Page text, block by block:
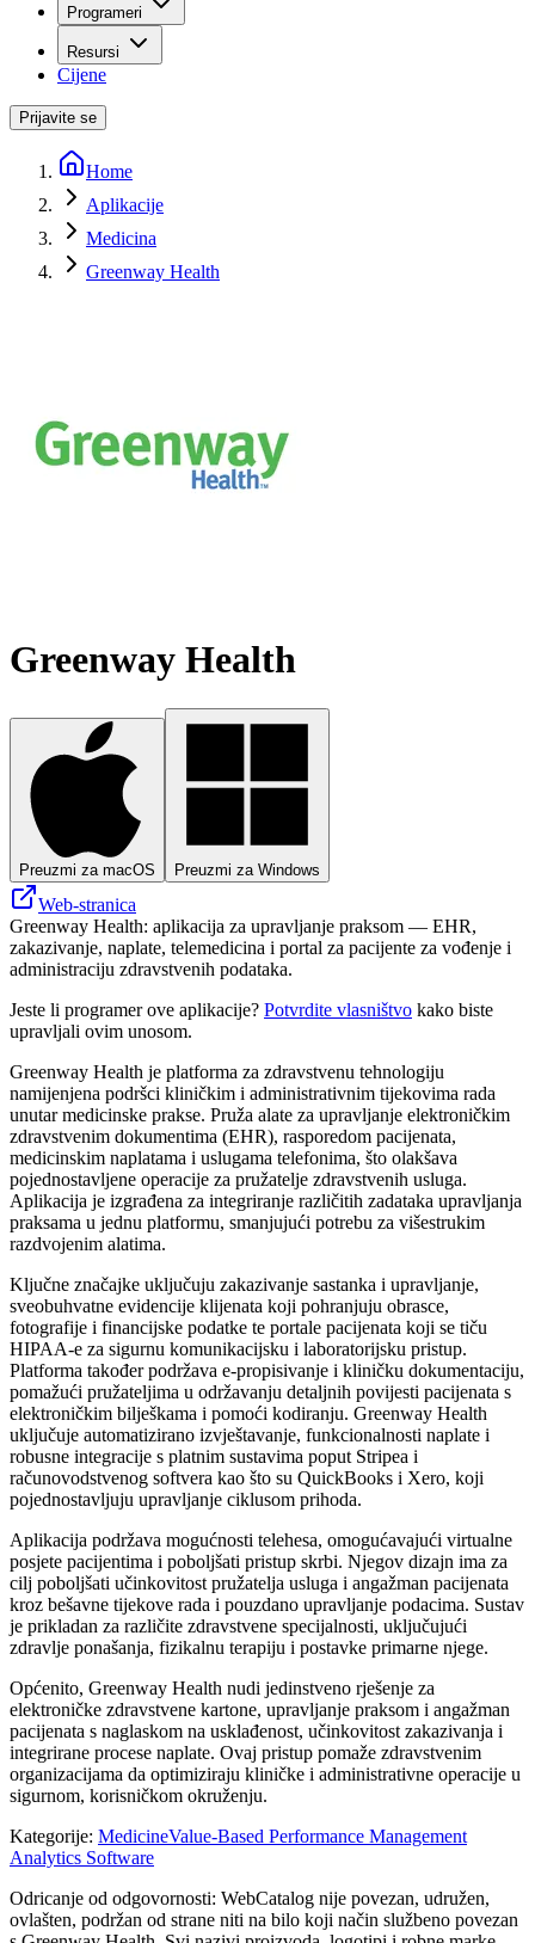
Programeri
Resursi
Cijene
Prijavite se
Home
Aplikacije
Medicina
Greenway Health
Greenway Health
Preuzmi za macOS Preuzmi za Windows
Web-stranica
Greenway Health: aplikacija za upravljanje praksom — EHR,
zakazivanje, naplate, telemedicina i portal za pacijente za vođenje i
administraciju zdravstvenih podataka.
Jeste li programer ove aplikacije? Potvrdite vlasništvo kako biste
upravljali ovim unosom.
Greenway Health je platforma za zdravstvenu tehnologiju
namijenjena podršci kliničkim i administrativnim tijekovima rada
unutar medicinske prakse. Pruža alate za upravljanje elektroničkim
zdravstvenim dokumentima (EHR), rasporedom pacijenata,
medicinskim naplatama i uslugama telefonima, što olakšava
pojednostavljene operacije za pružatelje zdravstvenih usluga.
Aplikacija je izgrađena za integriranje različitih zadataka upravljanja
praksama u jednu platformu, smanjujući potrebu za višestrukim
razdvojenim alatima.
Ključne značajke uključuju zakazivanje sastanka i upravljanje,
sveobuhvatne evidencije klijenata koji pohranjuju obrasce,
fotografije i financijske podatke te portale pacijenata koji se tiču ​​
HIPAA-e za sigurnu komunikacijsku i laboratorijsku pristup.
Platforma također podržava e-propisivanje i kliničku dokumentaciju,
pomažući pružateljima u održavanju detaljnih povijesti pacijenata s
elektroničkim bilješkama i pomoći kodiranju. Greenway Health
uključuje automatizirano izvještavanje, funkcionalnosti naplate i
robusne integracije s platnim sustavima poput Stripea i
računovodstvenog softvera kao što su QuickBooks i Xero, koji
pojednostavljuju upravljanje ciklusom prihoda.
Aplikacija podržava mogućnosti telehesa, omogućavajući virtualne
posjete pacijentima i poboljšati pristup skrbi. Njegov dizajn ima za
cilj poboljšati učinkovitost pružatelja usluga i angažman pacijenata
kroz bešavne tijekove rada i pouzdano upravljanje podacima. Sustav
je prikladan za različite zdravstvene specijalnosti, uključujući
zdravlje ponašanja, fizikalnu terapiju i postavke primarne njege.
Općenito, Greenway Health nudi jedinstveno rješenje za
elektroničke zdravstvene kartone, upravljanje praksom i angažman
pacijenata s naglaskom na usklađenost, učinkovitost zakazivanja i
integrirane procese naplate. Ovaj pristup pomaže zdravstvenim
organizacijama da optimiziraju kliničke i administrativne operacije u
sigurnom, korisničkom okruženju.
Kategorije: MedicineValue-Based Performance Management
Analytics Software
Odricanje od odgovornosti: WebCatalog nije povezan, udružen,
ovlašten, podržan od strane niti na bilo koji način službeno povezan